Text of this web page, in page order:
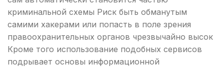
криминальной схемы Риск быть обманутым
самими хакерами или попасть в поле зрения
правоохранительных органов чрезвычайно высок
Кроме того использование подобных сервисов
подрывает основы информационной